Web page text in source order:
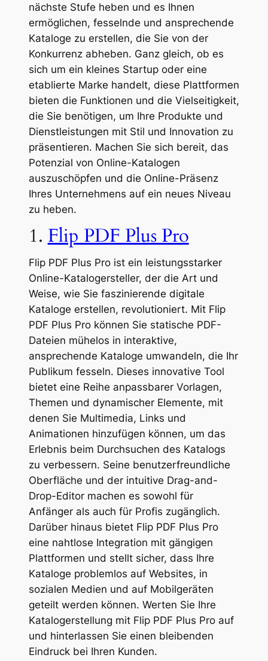
nächste Stufe heben und es Ihnen
ermöglichen, fesselnde und ansprechende
Kataloge zu erstellen, die Sie von der
Konkurrenz abheben. Ganz gleich, ob es
sich um ein kleines Startup oder eine
etablierte Marke handelt, diese Plattformen
bieten die Funktionen und die Vielseitigkeit,
die Sie benötigen, um Ihre Produkte und
Dienstleistungen mit Stil und Innovation zu
präsentieren. Machen Sie sich bereit, das
Potenzial von Online-Katalogen
auszuschöpfen und die Online-Präsenz
Ihres Unternehmens auf ein neues Niveau
zu heben.
1. Flip PDF Plus Pro
Flip PDF Plus Pro ist ein leistungsstarker
Online-Katalogersteller, der die Art und
Weise, wie Sie faszinierende digitale
Kataloge erstellen, revolutioniert. Mit Flip
PDF Plus Pro können Sie statische PDF-
Dateien mühelos in interaktive,
ansprechende Kataloge umwandeln, die Ihr
Publikum fesseln. Dieses innovative Tool
bietet eine Reihe anpassbarer Vorlagen,
Themen und dynamischer Elemente, mit
denen Sie Multimedia, Links und
Animationen hinzufügen können, um das
Erlebnis beim Durchsuchen des Katalogs
zu verbessern. Seine benutzerfreundliche
Oberfläche und der intuitive Drag-and-
Drop-Editor machen es sowohl für
Anfänger als auch für Profis zugänglich.
Darüber hinaus bietet Flip PDF Plus Pro
eine nahtlose Integration mit gängigen
Plattformen und stellt sicher, dass Ihre
Kataloge problemlos auf Websites, in
sozialen Medien und auf Mobilgeräten
geteilt werden können. Werten Sie Ihre
Katalogerstellung mit Flip PDF Plus Pro auf
und hinterlassen Sie einen bleibenden
Eindruck bei Ihren Kunden.